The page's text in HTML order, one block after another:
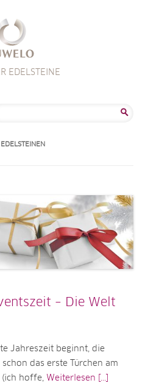
EDELSTEINE
– Die Welt
Jahreszeit beginnt, die
das erste Türchen am
hoffe, Weiterlesen [...]